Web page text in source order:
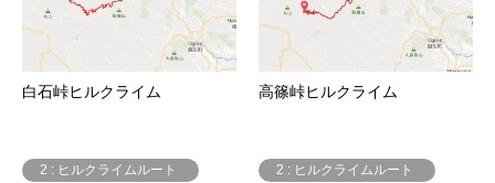
白石峠ヒルクライム
2 : ヒルクライムルート
高篠峠ヒルクライム
2 : ヒルクライムルート